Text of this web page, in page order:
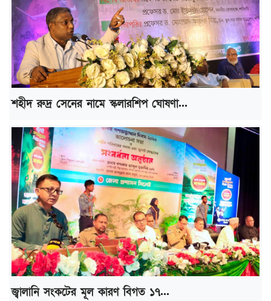
শহীদ রুদ্র সেনের নামে স্কলারশিপ ঘোষণা...
জ্বালানি সংকটের মূল কারণ বিগত ১৭...